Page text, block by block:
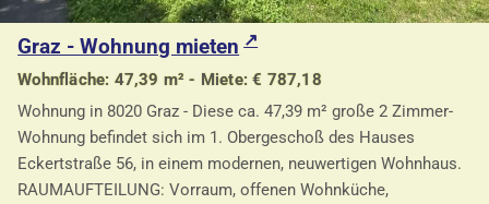
Graz - Wohnung mieten
Wohnfläche: 47,39 m² - Miete: € 787,18
Wohnung in 8020 Graz - Diese ca. 47,39 m² große 2 Zimmer-
Wohnung befindet sich im 1. Obergeschoß des Hauses
Eckertstraße 56, in einem modernen, neuwertigen Wohnhaus.
RAUMAUFTEILUNG: Vorraum, offenen Wohnküche,